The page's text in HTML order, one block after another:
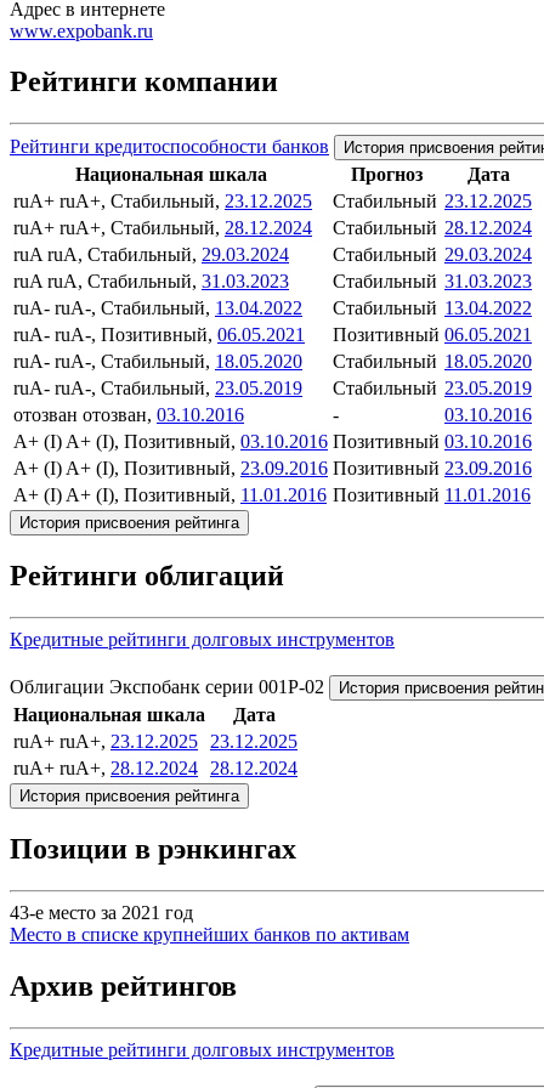
Адрес в интернете
www.expobank.ru
Рейтинги компании
Рейтинги кредитоспособности банков История присвоения
Национальная шкала Прогноз
Дата
ruA+ ruA+, Стабильный, 23.12.2025 Стабильный 23.12.2025
ruA+ ruA+, Стабильный, 28.12.2024 Стабильный 28.12.2024
ruA ruA, Стабильный, 29.03.2024 Стабильный 29.03.2024
ruA ruA, Стабильный, 31.03.2023 Стабильный 31.03.2023
ruA- ruA-, Стабильный, 13.04.2022 Стабильный 13.04.2022
ruA- ruA-, Позитивный, 06.05.2021 Позитивный 06.05.2021
ruA- ruA-, Стабильный, 18.05.2020 Стабильный 18.05.2020
ruA- ruA-, Стабильный, 23.05.2019 Стабильный 23.05.2019
отозван отозван, 03.10.2016 -
03.10.2016
A+ (I) A+ (I), Позитивный, 03.10.2016 Позитивный 03.10.2016
A+ (I) A+ (I), Позитивный, 23.09.2016 Позитивный 23.09.2016
A+ (I) A+ (I), Позитивный, 11.01.2016 Позитивный 11.01.2016
История присвоения рейтинга
Рейтинги облигаций
Кредитные рейтинги долговых инструментов
Облигации Экспобанк серии 001P-02 История присвоения
Национальная шкала
Дата
ruA+ ruA+, 23.12.2025
23.12.2025
ruA+ ruA+, 28.12.2024 28.12.2024
История присвоения рейтинга
Позиции в рэнкингах
43-е место за 2021 год
Место в списке крупнейших банков по активам
Архив рейтингов
Кредитные рейтинги долговых инструментов